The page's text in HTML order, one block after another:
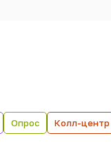
Опрос Колл-центр